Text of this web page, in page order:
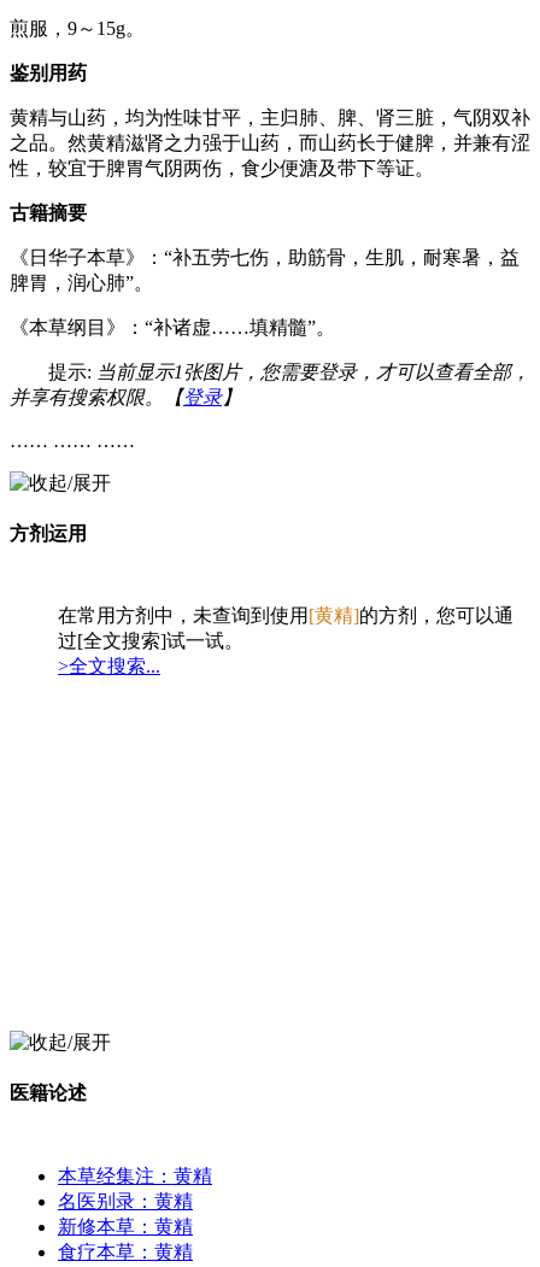
煎服，9～15g。
鉴别用药
黄精与山药，均为性味甘平，主归肺、脾、肾三脏，气阴双补
之品。然黄精滋肾之力强于山药，而山药长于健脾，并兼有涩
性，较宜于脾胃气阴两伤，食少便溏及带下等证。
古籍摘要
《日华子本草》：“补五劳七伤，助筋骨，生肌，耐寒暑，益
脾胃，润心肺”。
《本草纲目》：“补诸虚……填精髓”。
提示: 当前显示1张图片，您需要登录，才可以查看全部，
并享有搜索权限。【登录】
…… …… ……
方剂运用
在常用方剂中，未查询到使用 [黄精]的方剂，您可以通
过[全文搜索]试一试。
>全文搜索...
医籍论述
本草经集注：黄精
名医别录：黄精
新修本草：黄精
食疗本草：黄精